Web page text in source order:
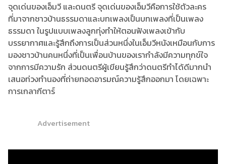
จุดเด่นของเอ็มวี และดนตรี จุดเด่นของเอ็มวีคือการใช้ตัวละคร
ที่มาจากชาวบ้านธรรมดาและบทเพลงเป็นบทเพลงที่เป็นเพลง
ธรรมดา ในรูปแบบเพลงลูกทุ่งทำให้ตอนฟังเพลงเข้ากับ
บรรยากาศและรู้สึกถึงการเป็นส่วนหนึ่งในเอ็มวีหนังเหมือนกับการ
มองชาวบ้านคนหนึ่งที่เป็นเพื่อนบ้านของเรากำลังมีความทุกข์ใจ
จากการมีความรัก ส่วนดนตรีผู้เขียนรู้สึกว่าดนตรีทำได้ดีมากนำ
เสนอท่วงทำนองที่ถ่ายทอดอารมณ์ความรู้สึกออกมา โดยเฉพาะ
การเกลากีตาร์
Advertisement